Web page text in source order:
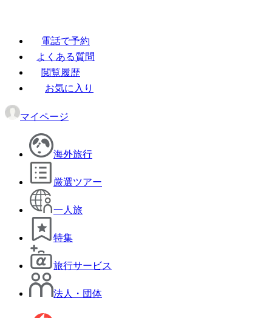
電話で予約
よくある質問
閲覧履歴
お気に入り
マイページ
海外旅行
厳選ツアー
一人旅
特集
旅行サービス
法人・団体